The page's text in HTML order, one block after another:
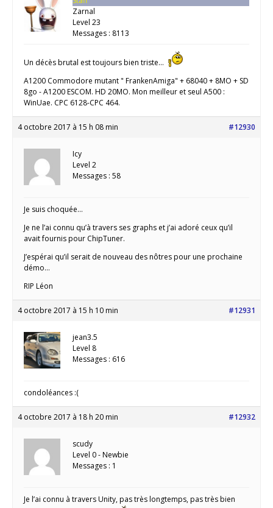
Zarnal
Level 23
Messages : 8113
Un décès brutal est toujours bien triste…
A1200 Commodore mutant " FrankenAmiga" + 68040 + 8MO + SD
8go - A1200 ESCOM. HD 20MO. Mon meilleur et seul A500 :
WinUae. CPC 6128-CPC 464.
4 octobre 2017 à 15 h 08 min #12930
Icy
Level 2
Messages : 58
Je suis choquée…
Je ne l’ai connu qu’à travers ses graphs et j’ai adoré ceux qu’il
avait fournis pour ChipTuner.
J’espérai qu’il serait de nouveau des nôtres pour une prochaine
démo…
RIP Léon
4 octobre 2017 à 15 h 10 min #12931
jean3.5
Level 8
Messages : 616
condoléances :(
4 octobre 2017 à 18 h 20 min #12932
scudy
Level 0 - Newbie
Messages : 1
Je l’ai connu à travers Unity, pas très longtemps, pas très bien